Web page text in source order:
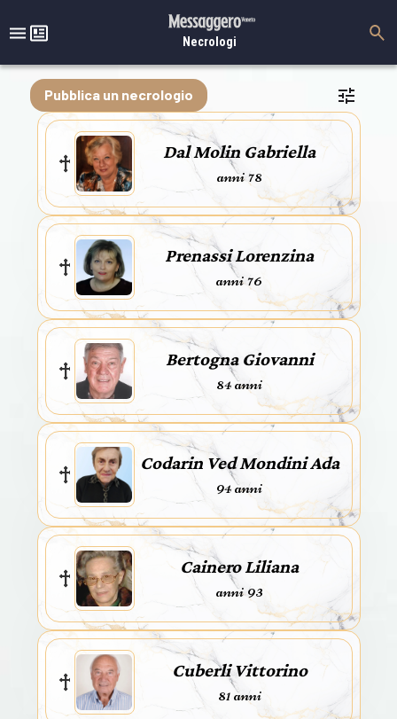
Necrologi
Pubblica un necrologio
Dal Molin Gabriella
anni 78
Prenassi Lorenzina
anni 76
Bertogna Giovanni
84 anni
Codarin Ved Mondini Ada
94 anni
Cainero Liliana
anni 93
Cuberli Vittorino
81 anni